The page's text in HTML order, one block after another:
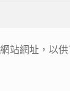
站網址，以